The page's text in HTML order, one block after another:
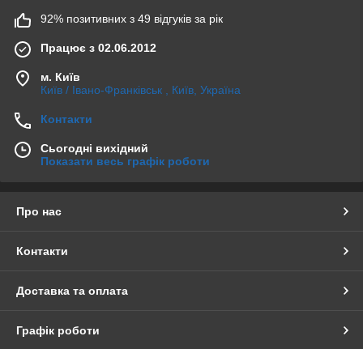
92% позитивних з 49 відгуків за рік
Працює з 02.06.2012
м. Київ
Київ / Івано-Франківськ , Київ, Україна
Контакти
Сьогодні вихідний
Показати весь графік роботи
Про нас
Контакти
Доставка та оплата
Графік роботи